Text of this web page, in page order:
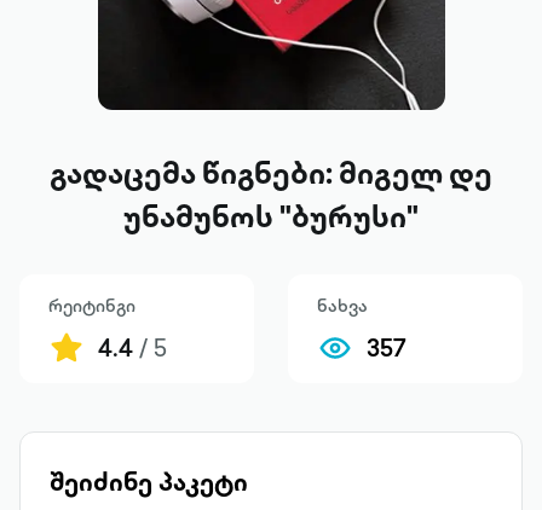
გადაცემა წიგნები: მიგელ დე
უნამუნოს "ბურუსი"
რეიტინგი
4.4/ 5
ნახვა
357
შეიძინე პაკეტი